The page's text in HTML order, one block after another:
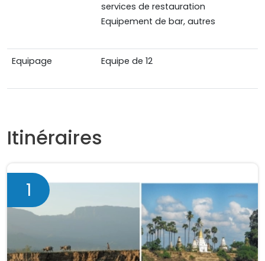
services de restauration
Equipement de bar, autres
Equipage Equipe de 12
Itinéraires
1